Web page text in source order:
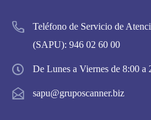
Teléfono de Servicio de
(SAPU): 946 02 60 00
De Lunes a Viernes de 8:00 a
sapu@gruposcanner.biz